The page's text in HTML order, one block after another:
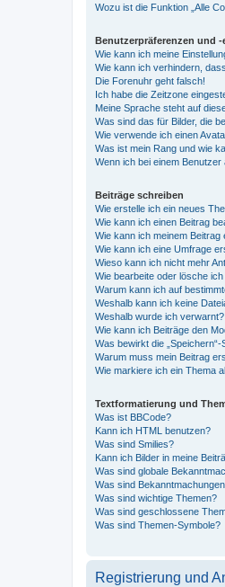
Wozu ist die Funktion „Alle
Benutzerpräferenzen und
Wie kann ich meine
Wie kann ich verhindern,
Die Forenuhr geht falsch!
Ich habe die Zeitzone
Meine Sprache steht auf
Was sind das für Bilder, die
Wie verwende ich einen
Was ist mein Rang und wie
Wenn ich bei einem
Beiträge schreiben
Wie erstelle ich ein neues
Wie kann ich einen Beitrag
Wie kann ich meinem Beitrag
Wie kann ich eine Umfrage
Wieso kann ich nicht mehr
Wie bearbeite oder lösche
Warum kann ich auf
Weshalb kann ich keine
Weshalb wurde ich verwarnt?
Wie kann ich Beiträge den
Was bewirkt die
Warum muss mein Beitrag
Wie markiere ich ein Thema
Textformatierung und
Was ist BBCode?
Kann ich HTML benutzen?
Was sind Smilies?
Kann ich Bilder in meine
Was sind globale
Was sind
Was sind wichtige Themen?
Was sind geschlossene
Was sind Themen-Symbole?
Registrierung und